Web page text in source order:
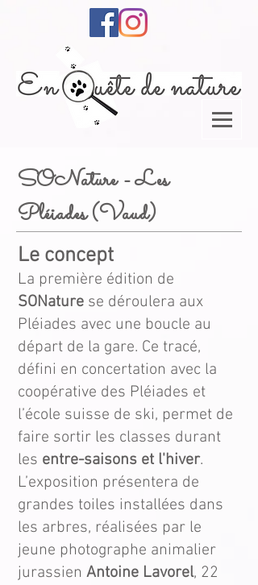
SONature - Les
Pléiades (Vaud)
Le concept
La première édition de
SONature se déroulera aux
Pléiades avec une boucle au
départ de la gare. Ce tracé,
défini en concertation avec la
coopérative des Pléiades et
l’école suisse de ski, permet de
faire sortir les classes durant
les entre-saisons et l'hiver.
L’exposition présentera de
grandes toiles installées dans
les arbres, réalisées par le
jeune photographe animalier
jurassien Antoine Lavorel, 22